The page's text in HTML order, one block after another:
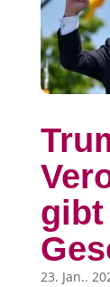
gibt
23. Jan..